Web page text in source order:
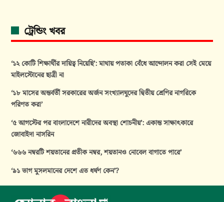
ট্রেন্ডিং খবর
‘১২ কোটি শিক্ষার্থীর দায়িত্ব নিয়েছি’: মাথায় পতাকা বেঁধে আন্দোলন করা সেই মেয়ে
মাইলস্টোনের ছাত্রী না
‘১৮ মাসের অন্তর্বর্তী সরকারের অর্জন সংখ্যালঘুদের দ্বিতীয় শ্রেণির নাগরিকে
পরিণত করা’
‘৫ আগস্টের পর বাংলাদেশে নারীদের অবস্থা শোচনীয়’: একান্ত সাক্ষাৎকারে
জোবাইদা নাসরিন
‘৬৬৬ নম্বরটি শয়তানের প্রতীক নম্বর, শয়তানও নোবেল বাগাতে পারে’
‘৯১ ভাগ মুসলমানের দেশে এত ধর্ষণ কেন’?